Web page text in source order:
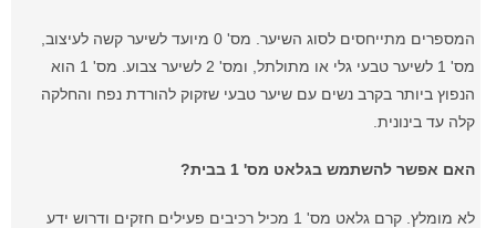
המספרים מתייחסים לסוג השיער. מס' 0 מיועד לשיער קשה לעיצוב,
מס' 1 לשיער טבעי גלי או מתולתל, ומס' 2 לשיער צבוע. מס' 1 הוא
הנפוץ ביותר בקרב נשים עם שיער טבעי שזקוק להורדת נפח והחלקה
קלה עד בינונית.
האם אפשר להשתמש בגלאט מס' 1 בבית?
לא מומלץ. קרם גלאט מס' 1 מכיל רכיבים פעילים חזקים ודרוש ידע